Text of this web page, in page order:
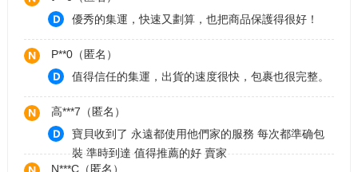
優秀的集運，快速又劃算，也把商品保護得很好！
P**0（匿名）
值得信任的集運，出貨的速度很快，包裹也很完整。
高***7（匿名）
寶貝收到了 永遠都使用他們家的服務 每次都準确包
裝 準時到達 值得推薦的好 賣家
N***C（匿名）